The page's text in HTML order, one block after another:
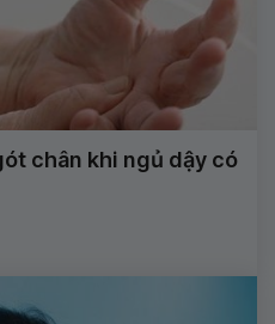
chân khi ngủ dậy có